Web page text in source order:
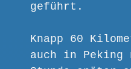
geführt.
Knapp 60
auch in